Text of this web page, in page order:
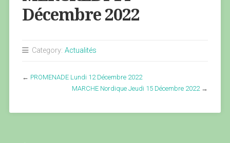
Décembre 2022
Category: Actualités
← PROMENADE Lundi 12 Décembre 2022
MARCHE Nordique Jeudi 15 Décembre 2022→